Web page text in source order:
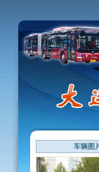
车辆图